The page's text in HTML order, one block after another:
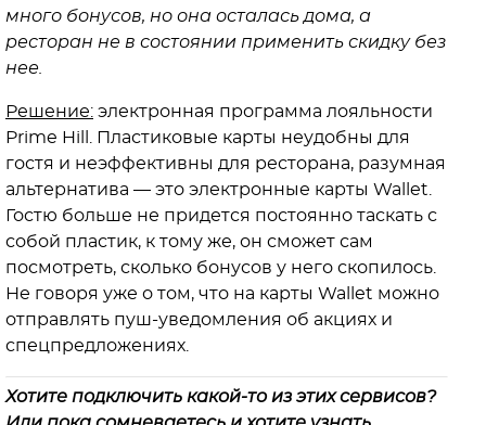
много бонусов, но она осталась дома, а
ресторан не в состоянии применить скидку без
нее.
Решение: электронная программа лояльности
Prime Hill. Пластиковые карты неудобны для
гостя и неэффективны для ресторана, разумная
альтернатива — это электронные карты Wallet.
Гостю больше не придется постоянно таскать с
собой пластик, к тому же, он сможет сам
посмотреть, сколько бонусов у него скопилось.
Не говоря уже о том, что на карты Wallet можно
отправлять пуш-уведомления об акциях и
спецпредложениях.
Хотите подключить какой-то из этих сервисов?